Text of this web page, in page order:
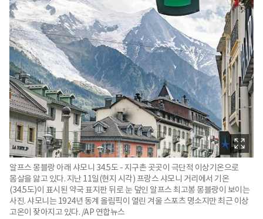
알프스 몽블랑 아래 샤모니 34.5도 - 지구촌 곳곳이 극단적 이상기온으로
몸살을 앓고 있다. 지난 11일(현지 시각) 프랑스 샤모니 거리에서 기온
(34.5도)이 표시된 약국 표지판 뒤로 눈 덮인 알프스 최고봉 몽블랑이 보이는
사진. 샤모니는 1924년 동계 올림픽이 열린 겨울 스포츠 명소지만 최근 이상
고온이 잦아지고 있다. /AP 연합뉴스